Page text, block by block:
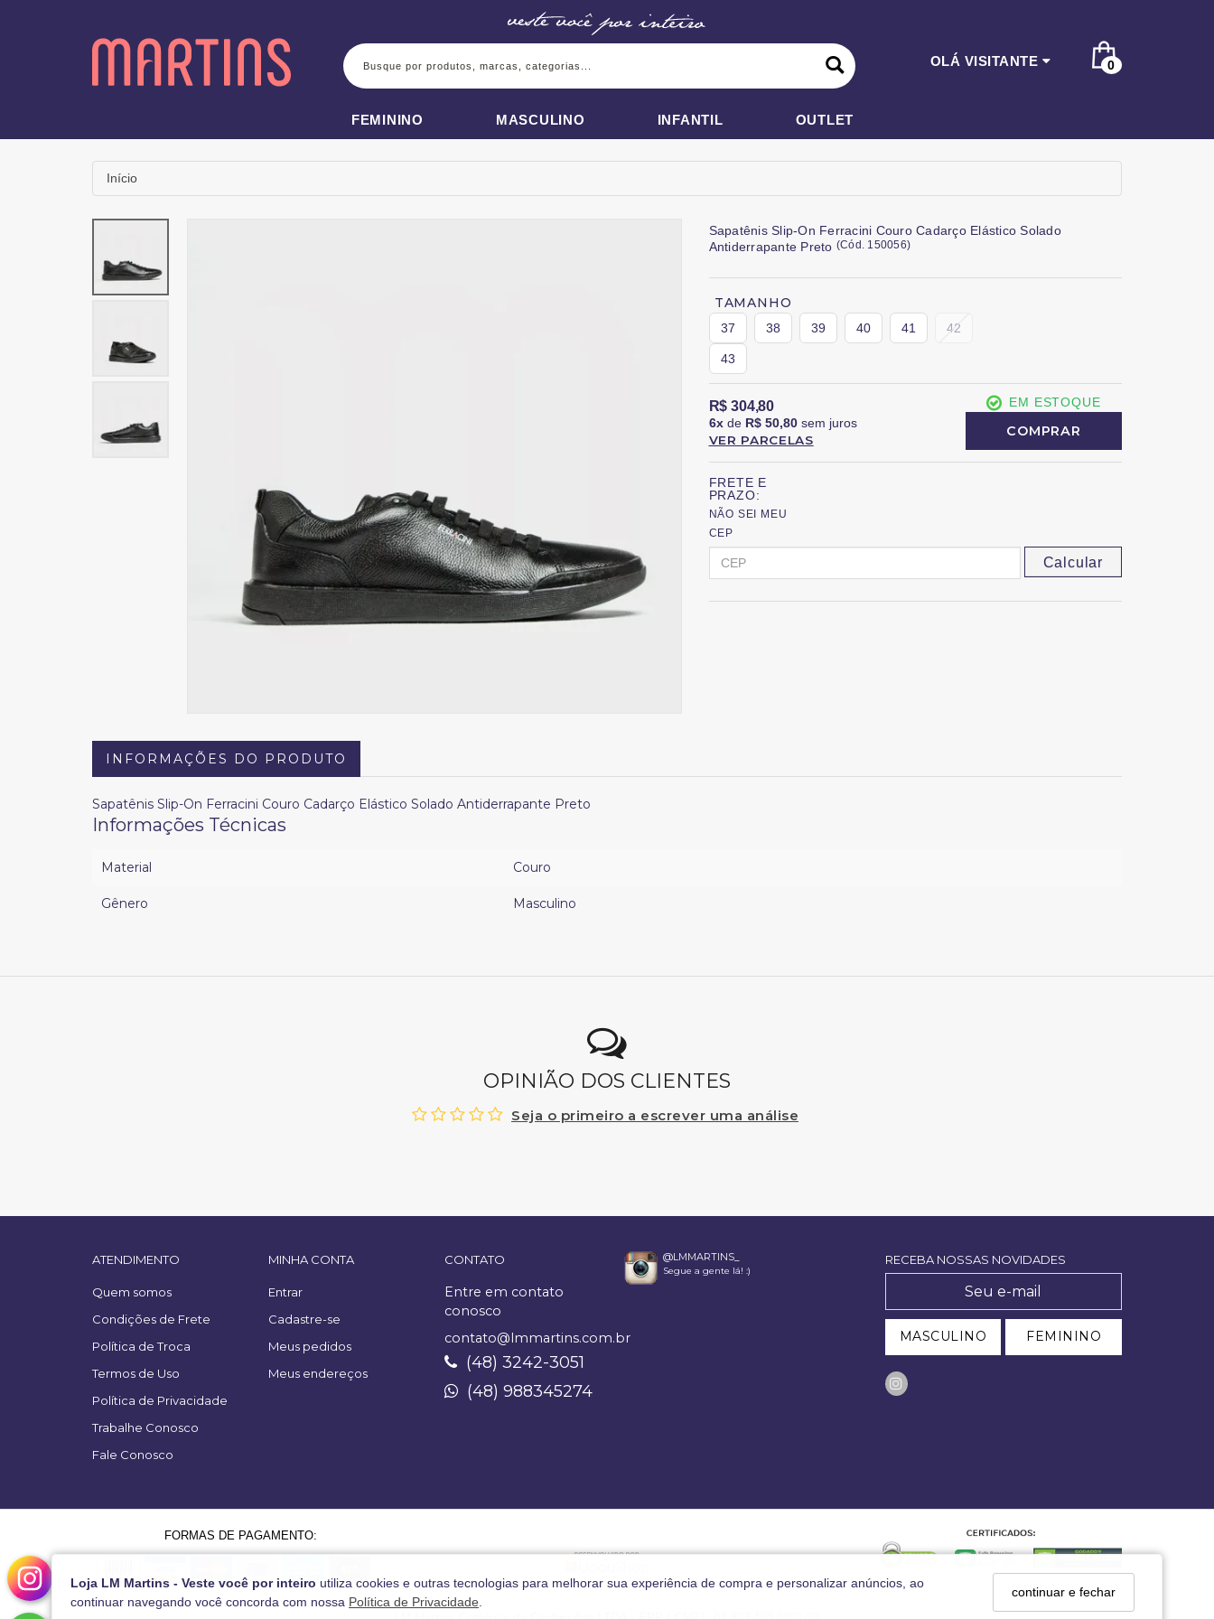
BUSCA
OLÁ VISITANTE 0
FEMININO MASCULINO INFANTIL OUTLET
Loja LM Martins - Veste você por inteiro utiliza cookies e outras tecnologias para melhorar sua experiência de compra e personalizar anúncios, ao
continuar navegando você concorda com nossa Política de Privacidade
continuar e fechar
Início
Sapatênis Slip-On Ferracini Couro Cadarço Elástico Solado
Antiderrapante Preto (Cód. 150056)
TAMANHO
37 38 39 40 41 42
43
R$ 304,80
6xde R$ 50,80sem juros
VER PARCELAS
EM ESTOQUE
COMPRAR
FRETE E
PRAZO:
NÃO SEI MEU
CEP
Calcular
INFORMAÇÕES DO PRODUTO
Sapatênis Slip-On Ferracini Couro Cadarço Elástico Solado Antiderrapante Preto
Informações Técnicas
Material Couro
Gênero Masculino
OPINIÃO DOS CLIENTES
Seja o primeiro a escrever uma análise
ATENDIMENTO
Quem somos
Condições de Frete
Política de Troca
Termos de Uso
Política de Privacidade
Trabalhe Conosco
Fale Conosco
MINHA CONTA
Entrar
Cadastre-se
Meus pedidos
Meus endereços
CONTATO
Entre em contato
conosco
contato@lmmartins.com.br
(48) 3242-3051
(48) 988345274
@LMMARTINS_
Segue a gente lá! :)
RECEBA NOSSAS NOVIDADES
MASCULINO FEMININO
FORMAS DE PAGAMENTO: